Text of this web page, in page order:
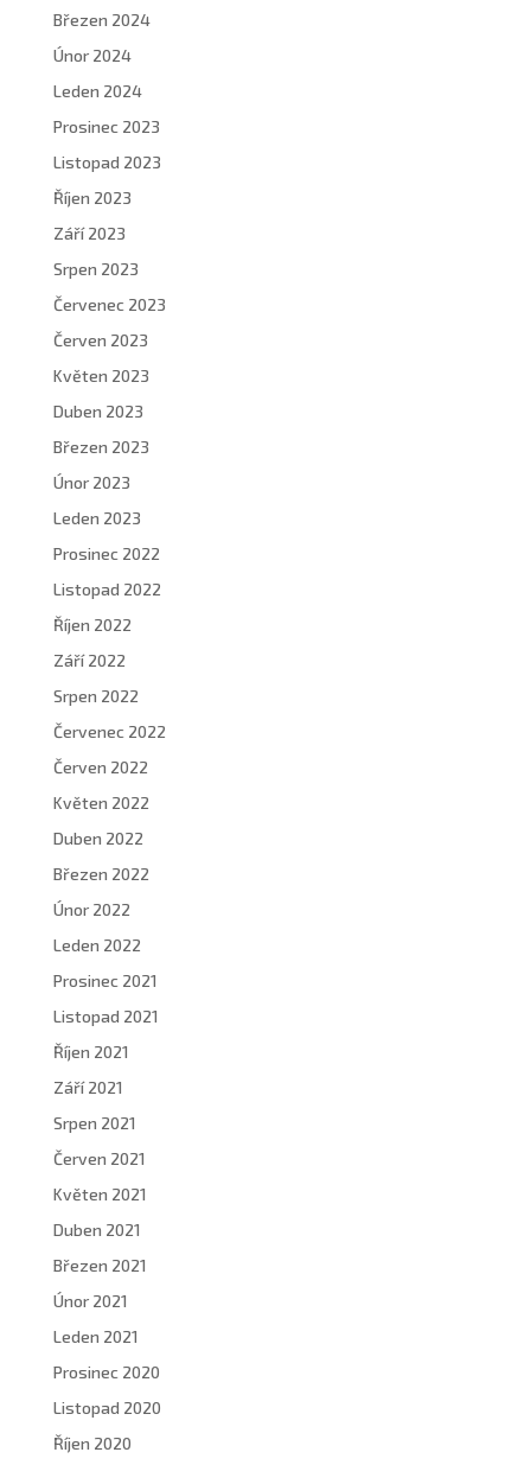
Březen 2024
Únor 2024
Leden 2024
Prosinec 2023
Listopad 2023
Říjen 2023
Září 2023
Srpen 2023
Červenec 2023
Červen 2023
Květen 2023
Duben 2023
Březen 2023
Únor 2023
Leden 2023
Prosinec 2022
Listopad 2022
Říjen 2022
Září 2022
Srpen 2022
Červenec 2022
Červen 2022
Květen 2022
Duben 2022
Březen 2022
Únor 2022
Leden 2022
Prosinec 2021
Listopad 2021
Říjen 2021
Září 2021
Srpen 2021
Červen 2021
Květen 2021
Duben 2021
Březen 2021
Únor 2021
Leden 2021
Prosinec 2020
Listopad 2020
Říjen 2020